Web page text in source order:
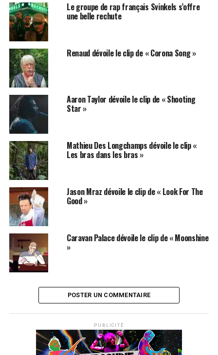
Le groupe de rap français Svinkels s’offre
une belle rechute
Renaud dévoile le clip de « Corona Song »
Aaron Taylor dévoile le clip de « Shooting
Star »
Mathieu Des Longchamps dévoile le clip «
Les bras dans les bras »
Jason Mraz dévoile le clip de « Look For The
Good »
Caravan Palace dévoile le clip de « Moonshine
»
POSTER UN COMMENTAIRE
PUBLICITÉ